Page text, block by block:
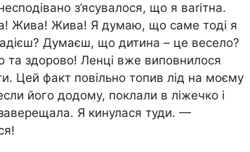
з’ясувалося, що я ваrітна.
Жива! Жива! Я думаю, що саме тоді я
Думаєш, що дитина – це весело?
та здорово! Ленці вже виповнилося
Цей факт повільно топив лід на моєму
його додому, поклали в ліжечко і
заверещала. Я кинулася туди. —